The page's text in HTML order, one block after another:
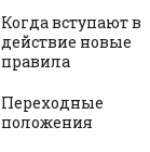
Когда вступают в
действие новые
правила
Переходные
положения